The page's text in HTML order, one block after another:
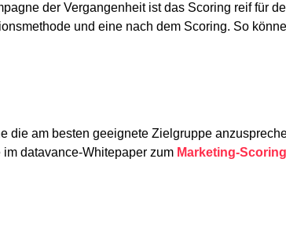
der Vergangenheit ist das Scoring reif für
und eine nach dem Scoring. So
die am besten geeignete Zielgruppe
im datavance-Whitepaper zum Marketing-Scoring